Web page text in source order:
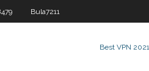
Bula7211
Best VPN 2021